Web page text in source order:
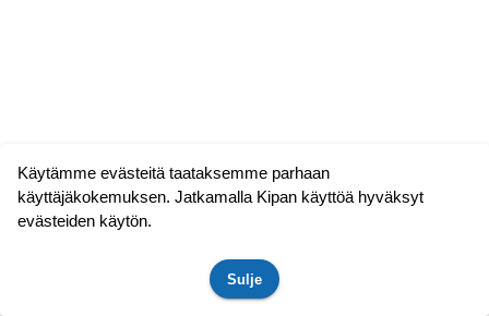
Käytämme evästeitä taataksemme parhaan
käyttäjäkokemuksen. Jatkamalla Kipan käyttöä hyväksyt
evästeiden käytön.
Sulje